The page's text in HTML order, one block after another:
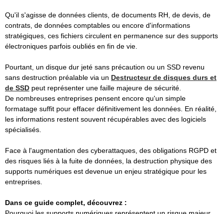
Qu'il s'agisse de données clients, de documents RH, de devis, de
contrats, de données comptables ou encore d'informations
stratégiques, ces fichiers circulent en permanence sur des supports
électroniques parfois oubliés en fin de vie.
Pourtant, un disque dur jeté sans précaution ou un SSD revenu
sans destruction préalable via un Destructeur de disques durs et
de SSD peut représenter une faille majeure de sécurité.
De nombreuses entreprises pensent encore qu'un simple
formatage suffit pour effacer définitivement les données. En réalité,
les informations restent souvent récupérables avec des logiciels
spécialisés.
Face à l'augmentation des cyberattaques, des obligations RGPD et
des risques liés à la fuite de données, la destruction physique des
supports numériques est devenue un enjeu stratégique pour les
entreprises.
Dans ce guide complet, découvrez :